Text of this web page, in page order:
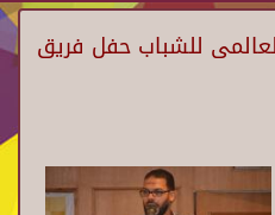
للشباب حفل فريق